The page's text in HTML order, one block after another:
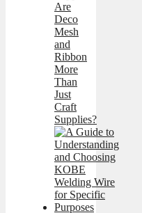
Are
Deco
Mesh
and
Ribbon
More
Than
Just
Craft
Supplies?